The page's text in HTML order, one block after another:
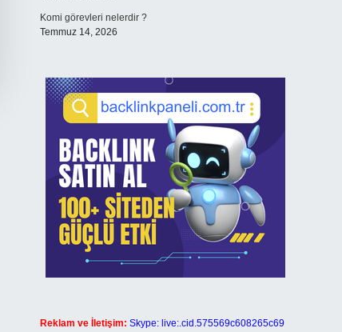
Komi görevleri nelerdir ?
Temmuz 14, 2026
Reklam ve İletişim: Skype: live:.cid.575569c608265c69